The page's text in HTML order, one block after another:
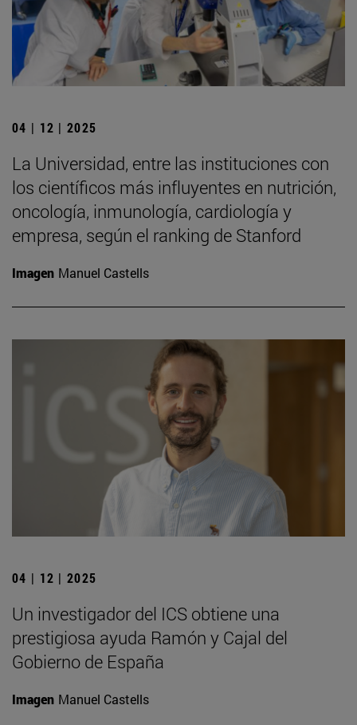
04 | 12 | 2025
La Universidad, entre las instituciones con
los científicos más influyentes en nutrición,
oncología, inmunología, cardiología y
empresa, según el ranking de Stanford
Imagen Manuel Castells
04 | 12 | 2025
Un investigador del ICS obtiene una
prestigiosa ayuda Ramón y Cajal del
Gobierno de España
Imagen Manuel Castells